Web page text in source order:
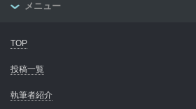
メニュー
TOP
投稿一覧
執筆者紹介